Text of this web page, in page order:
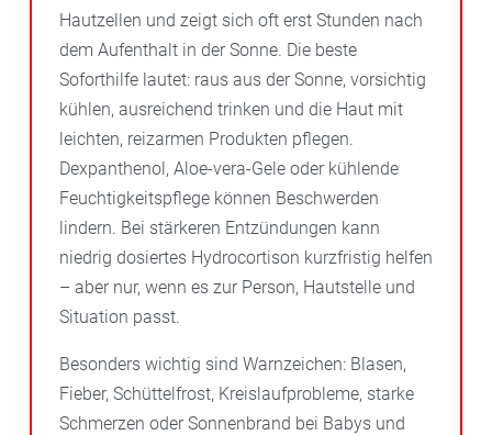
Hautzellen und zeigt sich oft erst Stunden nach
dem Aufenthalt in der Sonne. Die beste
Soforthilfe lautet: raus aus der Sonne, vorsichtig
kühlen, ausreichend trinken und die Haut mit
leichten, reizarmen Produkten pflegen.
Dexpanthenol, Aloe-vera-Gele oder kühlende
Feuchtigkeitspflege können Beschwerden
lindern. Bei stärkeren Entzündungen kann
niedrig dosiertes Hydrocortison kurzfristig helfen
– aber nur, wenn es zur Person, Hautstelle und
Situation passt.
Besonders wichtig sind Warnzeichen: Blasen,
Fieber, Schüttelfrost, Kreislaufprobleme, starke
Schmerzen oder Sonnenbrand bei Babys und